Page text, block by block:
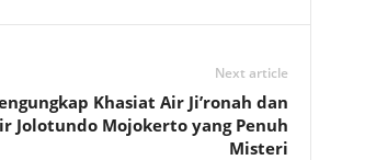
Next article
Khasiat Air Ji’ronah dan
Jolotundo Mojokerto yang Penuh
Misteri